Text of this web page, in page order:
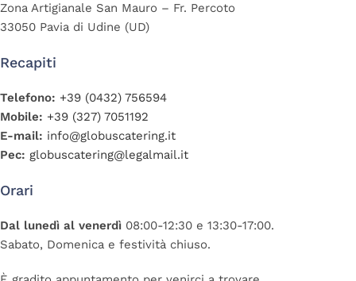
Zona Artigianale San Mauro – Fr. Percoto
33050 Pavia di Udine (UD)
Recapiti
Telefono: +39 (0432) 756594
Mobile: +39 (327) 7051192
E-mail: info@globuscatering.it
Pec: globuscatering@legalmail.it
Orari
Dal lunedì al venerdì 08:00-12:30 e 13:30-17:00.
Sabato, Domenica e festività chiuso.